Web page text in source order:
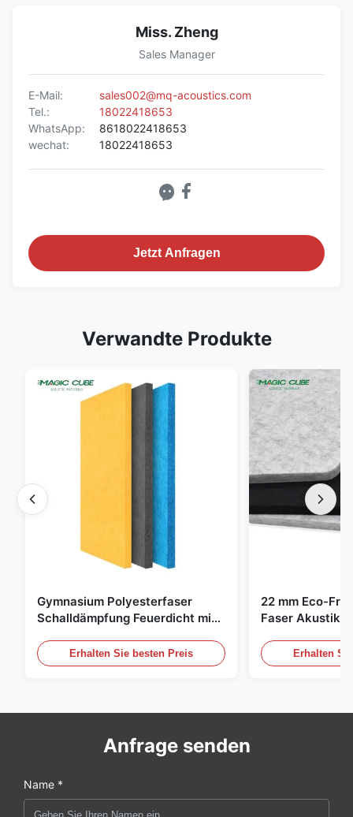
Miss. Zheng
Sales Manager
E-Mail:
sales002@mq-acoustics.com
Tel.:
18022418653
WhatsApp:
8618022418653
wechat:
18022418653
Jetzt Anfragen
Verwandte Produkte
Gymnasium Polyesterfaser
Schalldämpfung Feuerdicht mit
Erhalten Sie besten Preis
22 mm Eco-
Faser Akustik-
Erhalten
Anfrage senden
Name *